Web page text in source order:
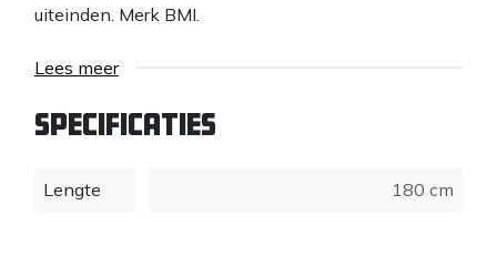
uiteinden. Merk BMI.
Lees meer
Specificaties
Lengte 180 cm